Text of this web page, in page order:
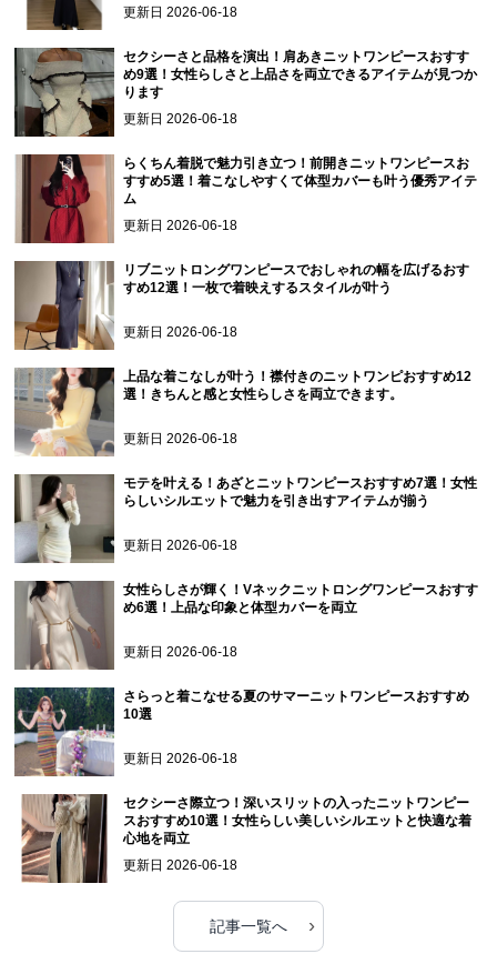
更新日2026-06-18
セクシーさと品格を演出！肩あきニットワンピースおすす
め9選！女性らしさと上品さを両立できるアイテムが見つか
ります
更新日2026-06-18
らくちん着脱で魅力引き立つ！前開きニットワンピースお
すすめ5選！着こなしやすくて体型カバーも叶う優秀アイテ
ム
更新日2026-06-18
リブニットロングワンピースでおしゃれの幅を広げるおす
すめ12選！一枚で着映えするスタイルが叶う
更新日2026-06-18
上品な着こなしが叶う！襟付きのニットワンピおすすめ12
選！きちんと感と女性らしさを両立できます。
更新日2026-06-18
モテを叶える！あざとニットワンピースおすすめ7選！女性
らしいシルエットで魅力を引き出すアイテムが揃う
更新日2026-06-18
女性らしさが輝く！Vネックニットロングワンピースおすす
め6選！上品な印象と体型カバーを両立
更新日2026-06-18
さらっと着こなせる夏のサマーニットワンピースおすすめ
10選
更新日2026-06-18
セクシーさ際立つ！深いスリットの入ったニットワンピー
スおすすめ10選！女性らしい美しいシルエットと快適な着
心地を両立
更新日2026-06-18
記事一覧へ ›